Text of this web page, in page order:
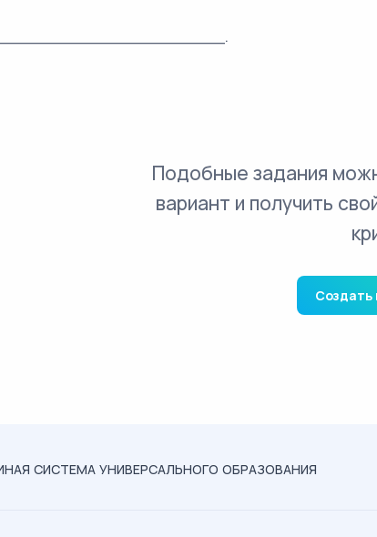
Подобные задания
вариант и получить
Создать
СИСТЕМА УНИВЕРСАЛЬНОГО ОБРАЗОВАНИЯ